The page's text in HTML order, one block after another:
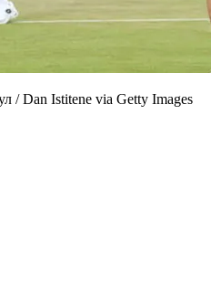
/ Dan Istitene via Getty Images